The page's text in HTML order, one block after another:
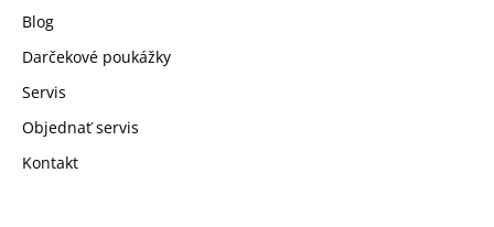
Blog
Darčekové poukážky
Servis
Objednať servis
Kontakt